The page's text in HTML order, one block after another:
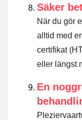
Säker
När du gör
alltid med
certifikat
eller längst
En